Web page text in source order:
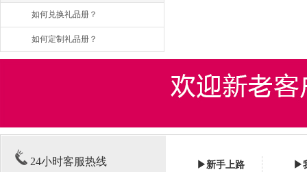
如何兑换礼品册？
如何定制礼品册？
24小时客服热线 ▶新手上路 ▶